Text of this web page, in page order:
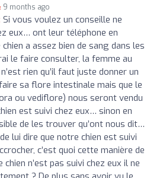
9 months ago
Si vous voulez un conseille ne
eux… ont leur téléphone en
a assez bien de sang dans les
le faire consulter, la femme au
rien qu’il faut juste donner un
sa flore intestinale mais que le
ou vediflore) nous seront vendu
est suivi chez eux… sinon en
de les trouver qu’ont nous dit…
lui dire que notre chien est suivi
c’est quoi cette manière de
n’est pas suivi chez eux il ne